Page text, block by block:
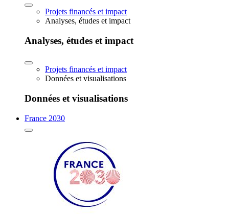
Projets financés et impact
Analyses, études et impact
Analyses, études et impact
Projets financés et impact
Données et visualisations
Données et visualisations
France 2030